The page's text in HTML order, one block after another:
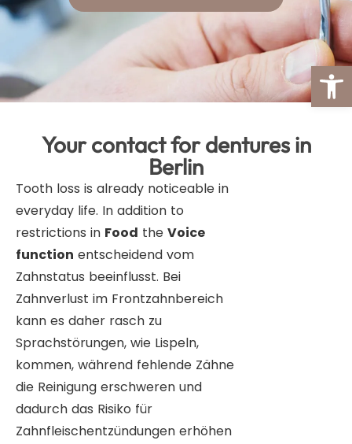
Your contact for dentures in
Berlin
Tooth loss is already noticeable in
everyday life. In addition to
restrictions in Food the Voice
function entscheidend vom
Zahnstatus beeinflusst. Bei
Zahnverlust im Frontzahnbereich
kann es daher rasch zu
Sprachstörungen, wie Lispeln,
kommen, während fehlende Zähne
die Reinigung erschweren und
dadurch das Risiko für
Zahnfleischentzündungen erhöhen